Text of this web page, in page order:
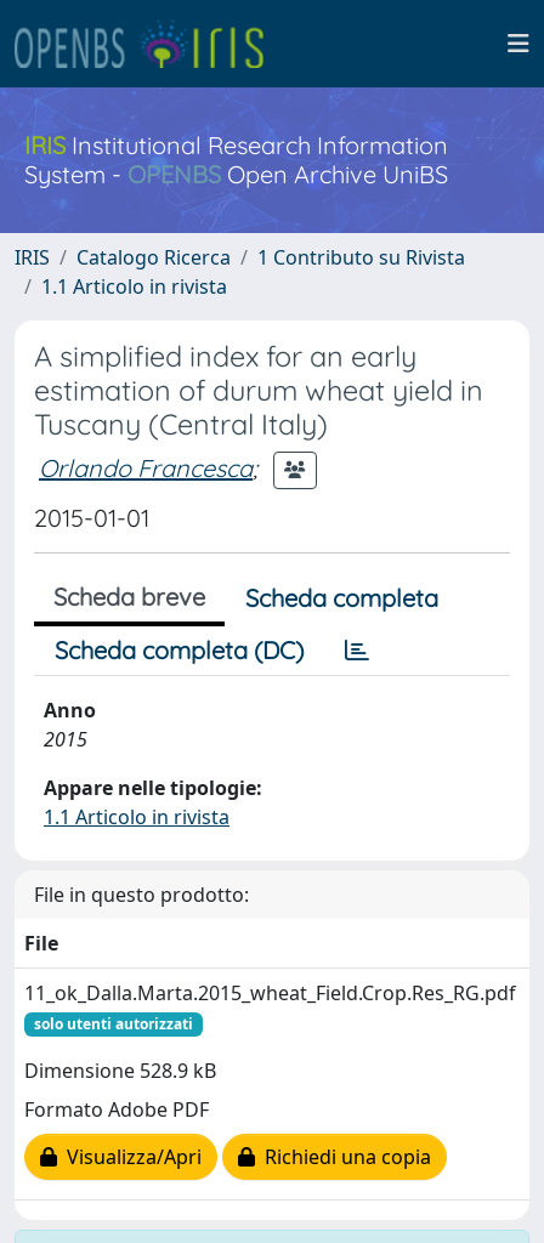
IRISInstitutional Research Information
System - OPENBS Open Archive UniBS
IRIS Catalogo Ricerca
1 Contributo su Rivista
1.1 Articolo in rivista
A simplified index for an early
estimation of durum wheat yield in
Tuscany (Central Italy)
Orlando Francesca;
2015-01-01
Scheda breve
Scheda completa
Scheda completa (DC)
Anno
2015
Appare nelle tipologie:
1.1 Articolo in rivista
File in questo prodotto:
File
11_ok_Dalla.Marta.2015_wheat_Field.Crop.Res_RG.pdf
solo utenti autorizzati
Dimensione 528.9 kB
Formato Adobe PDF
Visualizza/Apri
Richiedi una copia